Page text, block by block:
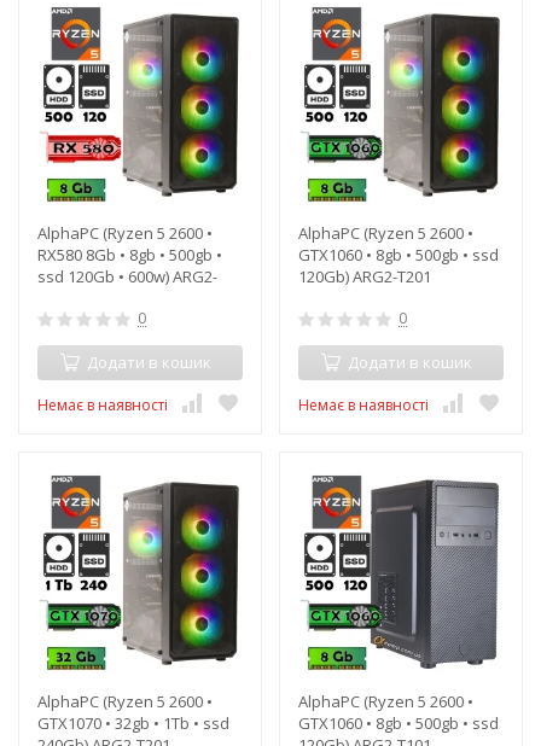
AlphaPC (Ryzen 5 2600 •
RX580 8Gb • 8gb • 500gb •
ssd 120Gb • 600w) ARG2-
0
Додати в кошик
Немає в наявності
AlphaPC (Ryzen 5 2600 •
GTX1060 • 8gb • 500gb • ssd
120Gb) ARG2-T201
0
Додати в кошик
Немає в наявності
AlphaPC (Ryzen 5 2600 •
GTX1070 • 32gb • 1Tb • ssd
AlphaPC (Ryzen 5 2600 •
GTX1060 • 8gb • 500gb • ssd